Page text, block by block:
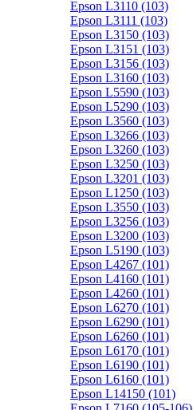
Epson L3110 (103)
Epson L3111 (103)
Epson L3150 (103)
Epson L3151 (103)
Epson L3156 (103)
Epson L3160 (103)
Epson L5590 (103)
Epson L5290 (103)
Epson L3560 (103)
Epson L3266 (103)
Epson L3260 (103)
Epson L3250 (103)
Epson L3201 (103)
Epson L1250 (103)
Epson L3550 (103)
Epson L3256 (103)
Epson L3200 (103)
Epson L5190 (103)
Epson L4267 (101)
Epson L4160 (101)
Epson L4260 (101)
Epson L6270 (101)
Epson L6290 (101)
Epson L6260 (101)
Epson L6170 (101)
Epson L6190 (101)
Epson L6160 (101)
Epson L14150 (101)